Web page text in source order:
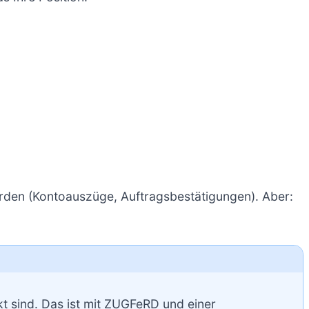
(Kontoauszüge, Auftragsbestätigungen). Aber:
Das ist mit ZUGFeRD und einer